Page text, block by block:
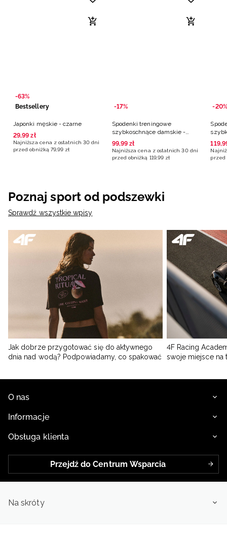
-63%
Bestsellery
Japonki męskie - czarne
29,99 zł
Najniższa cena z ostatnich 30 dni
przed obniżką 79,99 zł
-17%
Spodenki treningowe
szybkoschnące damskie -
czarne
99,99 zł
Najniższa cena z ostatnich 30 dni
przed obniżką 119,99 zł
-20%
119,
przed
Poznaj sport od podszewki
Sprawdź wszystkie wpisy
Jak dobrze przygotować się do aktywnego
dnia nad wodą? Podpowiadamy, co spakować
4F Racing
swoje miejsce na
O nas
Informacje
Obsługa klienta
Przejdź do Centrum Wsparcia
Na skróty